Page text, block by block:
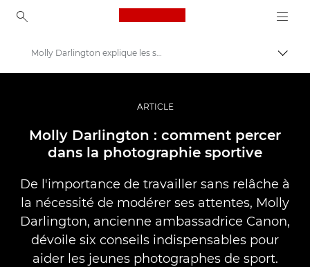
Canon Logo, back to
Vidéo et photographie professionnelles
Histoires
Molly Darlington explique les secrets de la photographie sportive
ARTICLE
Molly Darlington : comment percer
dans la photographie sportive
De l'importance de travailler sans relâche à
la nécessité de modérer ses attentes, Molly
Darlington, ancienne ambassadrice Canon,
dévoile six conseils indispensables pour
aider les jeunes photographes de sport.